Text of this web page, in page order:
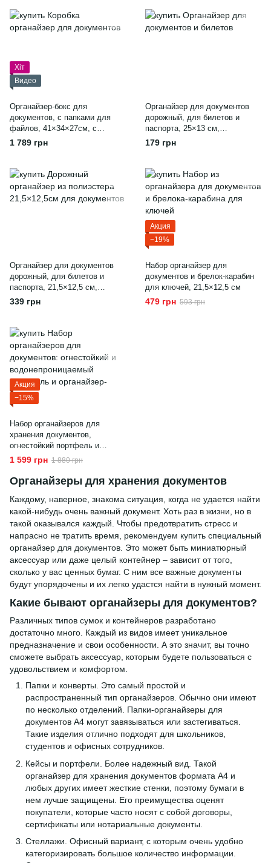
Хіт
Видео
Органайзер-бокс для
документов, с папками для
файлов, 41×34×27см, с
крышкой, серый
1 789 грн
Органайзер для документов
дорожный, для билетов и
паспорта, 25×13 см,
полиэстер, голубой
179 грн
Органайзер для документов
дорожный, для билетов и
паспорта, 21,5×12,5 см,
полиэстер, чёрный
339 грн
Акция
−19%
Набор органайзер для
документов и брелок-карабин
для ключей, 21,5×12,5 см
479 грн 593 грн
Акция
−15%
Набор органайзеров для
хранения документов,
огнестойкий портфель и
органайзер-ящик
1 599 грн 1 880 грн
Органайзеры для хранения документов
Каждому, наверное, знакома ситуация, когда не удается найти
какой-нибудь очень важный документ. Хоть раз в жизни, но в
такой оказывался каждый. Чтобы предотвратить стресс и
напрасно не тратить время, рекомендуем купить специальный
органайзер для документов. Это может быть миниатюрный
аксессуар или даже целый контейнер – зависит от того,
сколько у вас ценных бумаг. С ним все важные документы
будут упорядочены и их легко удастся найти в нужный момент.
Какие бывают органайзеры для документов?
Различных типов сумок и контейнеров разработано
достаточно много. Каждый из видов имеет уникальное
предназначение и свои особенности. А это значит, вы точно
сможете выбрать аксессуар, которым будете пользоваться с
удовольствием и комфортом.
Папки и конверты. Это самый простой и
распространенный тип органайзеров. Обычно они имеют
по несколько отделений. Папки-органайзеры для
документов А4 могут завязываться или застегиваться.
Такие изделия отлично подходят для школьников,
студентов и офисных сотрудников.
Кейсы и портфели. Более надежный вид. Такой
органайзер для хранения документов формата А4 и
любых других имеет жесткие стенки, поэтому бумаги в
нем лучше защищены. Его преимущества оценят
покупатели, которые часто носят с собой договоры,
сертификаты или нотариальные документы.
Стеллажи. Офисный вариант, с которым очень удобно
категоризировать большое количество информации.